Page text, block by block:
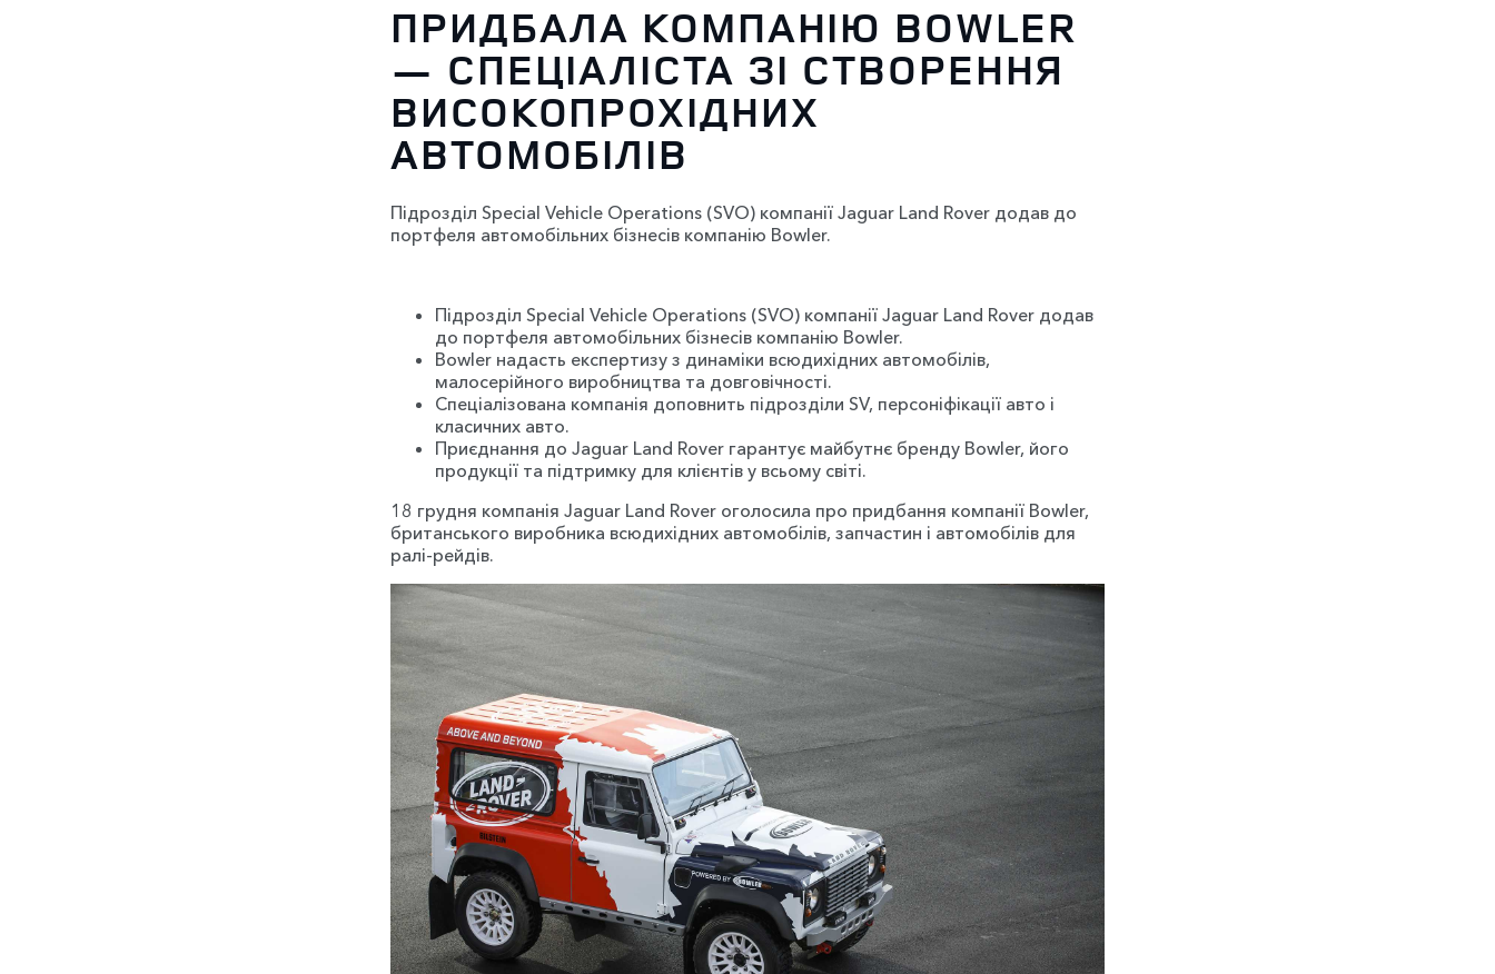
ПРИДБАЛА КОМПАНІЮ BOWLER
— СПЕЦІАЛІСТА ЗІ СТВОРЕННЯ
ВИСОКОПРОХІДНИХ
АВТОМОБІЛІВ
Підрозділ Special Vehicle Operations (SVO) компанії Jaguar Land Rover додав до
портфеля автомобільних бізнесів компанію Bowler.
Підрозділ Special Vehicle Operations (SVO) компанії Jaguar Land Rover додав
до портфеля автомобільних бізнесів компанію Bowler.
Bowler надасть експертизу з динаміки всюдихідних автомобілів,
малосерійного виробництва та довговічності.
Спеціалізована компанія доповнить підрозділи SV, персоніфікації авто і
класичних авто.
Приєднання до Jaguar Land Rover гарантує майбутнє бренду Bowler, його
продукції та підтримку для клієнтів у всьому світі.
18 грудня компанія Jaguar Land Rover оголосила про придбання компанії Bowler,
британського виробника всюдихідних автомобілів, запчастин і автомобілів для
ралі-рейдів.